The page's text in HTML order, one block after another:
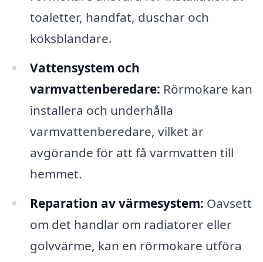
toaletter, handfat, duschar och
köksblandare.
Vattensystem och
varmvattenberedare: Rörmokare kan
installera och underhålla
varmvattenberedare, vilket är
avgörande för att få varmvatten till
hemmet.
Reparation av värmesystem: Oavsett
om det handlar om radiatorer eller
golvvärme, kan en rörmokare utföra